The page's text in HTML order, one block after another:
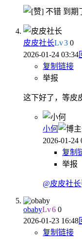
不错 到期
皮皮社长Lv3 0
2026-01-24 03:34
复制链接
举报
这下好了，等皮
小何
2026-01-24
复制
举报
@皮皮社长
obabyLv6 0
2026-01-23 16:48
复制链接